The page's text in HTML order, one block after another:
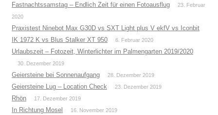
Fastnachtssamstag – Endlich Zeit für einen Fotoausflug
23. Februar
2020
Praxistest Ninebot Max G30D vs SXT Light plus V ekfV vs Iconbit
IK 1972 K vs Blus Stalker XT 950
6. Februar 2020
Urlaubszeit – Fotozeit, Winterlichter im Palmengarten 2019/2020
30. Dezember 2019
Geiersteine bei Sonnenaufgang 28. Dezember 2019
Geiersteine Lug – Location Check 23. Dezember 2019
Rhön 17. Dezember 2019
In Richtung Mosel 16. November 2019